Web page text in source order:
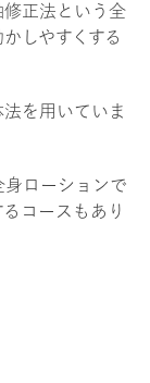
正法という全
しやすくする
を用いていま
ローションで
コースもあり